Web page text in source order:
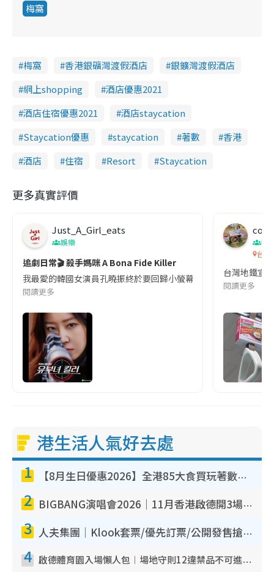
梅窩
梅窩 香港銀礦灣渡假酒店
銀鑛灣渡假酒店
網上shopping
酒店優惠2021
酒店住宿優惠2021
酒店staycation
Staycation優惠
staycation 著數
香港
酒店
住宿 Resort Staycation
更多真實評價
Just_A_Girl_eats
娛樂
追劇日常🎬 殺手媽咪 A Bona Fide Killer
我最愛的韓國女演員孔曉振終於要回歸小螢幕啦!這次的劇本改編
閱讀更多
co
吹
台灣
台灣地鐵宣
閱讀更多
港生活人氣好去處
1 【8月生日優惠2026】全港85大食買玩著數攻略 自助餐/火鍋放題同行免費＋誠品/DONKI送現金券
2 BIGBANG演唱會2026｜11月香港啟德開3場！實名制VIP申請、優先購票攻略
3 人夫集團｜Klook套票/優先訂票/公開發售搶飛攻略！附票價.購票連結.場地座位表
4 啟德體育園入場懶人包︱場地守則12違禁品不可進場准帶細水樽但全場禁樽蓋！應援牌有限制！